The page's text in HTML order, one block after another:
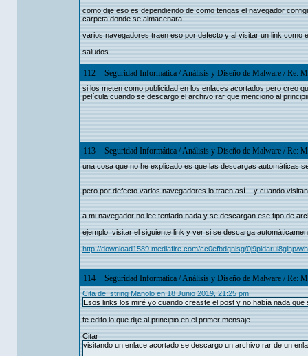
como dije eso es dependiendo de como tengas el navegador
carpeta donde se almacenara
varios navegadores traen eso por defecto y al visitar un link como
saludos
112 Seguridad Informática/Análisis y Diseño de Malware/Re:
si los meten como publicidad en los enlaces acortados pero creo
película cuando se descargo el archivo rar que menciono al
113 Seguridad Informática/Análisis y Diseño de Malware/Re:
una cosa que no he explicado es que las descargas automáticas
pero por defecto varios navegadores lo traen así....y cuando
a mi navegador no lee tentado nada y se descargan ese tipo de
ejemplo: visitar el siguiente link y ver si se descarga
http://download1589.mediafire.com/cc0efbdqnisg/0j9pidarul8glhp/
114 Seguridad Informática/Análisis y Diseño de Malware/Re:
Cita de: string Manolo en 18 Junio 2019, 21:25 pm
Esos links los miré yo cuando creaste el post y no había nada
te edito lo que dije al principio en el primer mensaje
Citar
visitando un enlace acortado se descargo un archivo rar de un